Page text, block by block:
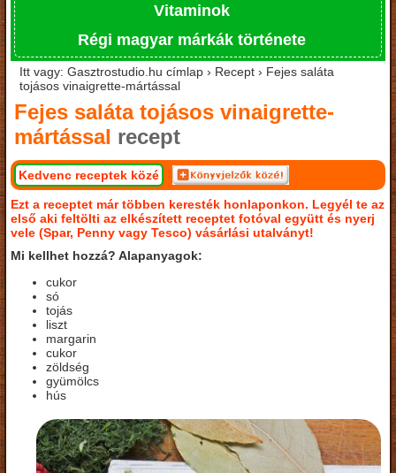
Vitaminok
Régi magyar márkák története
Itt vagy: Gasztrostudio.hu címlap › Recept › Fejes saláta
tojásos vinaigrette-mártással
Fejes saláta tojásos vinaigrette-
mártással recept
Kedvenc receptek közé
Ezt a receptet már többen keresték honlaponkon. Legyél te az
első aki feltölti az elkészített receptet fotóval együtt és nyerj
vele (Spar, Penny vagy Tesco) vásárlási utalványt!
Mi kellhet hozzá? Alapanyagok:
cukor
só
tojás
liszt
margarin
cukor
zöldség
gyümölcs
hús